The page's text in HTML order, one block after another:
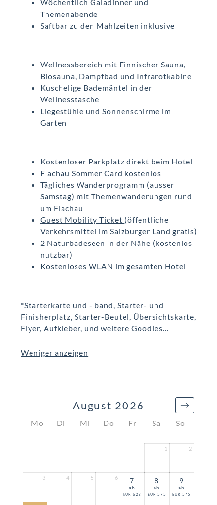
Wöchentlich Galadinner und
Themenabende
Saftbar zu den Mahlzeiten inklusive
Wellnessbereich mit Finnischer Sauna,
Biosauna, Dampfbad und Infrarotkabine
Kuschelige Bademäntel in der
Wellnesstasche
Liegestühle und Sonnenschirme im
Garten
Kostenloser Parkplatz direkt beim Hotel
Flachau Sommer Card kostenlos
Tägliches Wanderprogramm (ausser
Samstag) mit Themenwanderungen rund
um Flachau
Guest Mobility Ticket (öffentliche
Verkehrsmittel im Salzburger Land gratis)
2 Naturbadeseen in der Nähe (kostenlos
nutzbar)
Kostenloses WLAN im gesamten Hotel
*Starterkarte und - band, Starter- und
Finisherplatz, Starter-Beutel, Übersichtskarte,
Flyer, Aufkleber, und weitere Goodies...
Weniger anzeigen
Mo Di Mi Do Fr Sa So
August 2026
1 2
3 4 5 6 7
ab
EUR 623
8
ab
EUR 575
9
ab
EUR 575